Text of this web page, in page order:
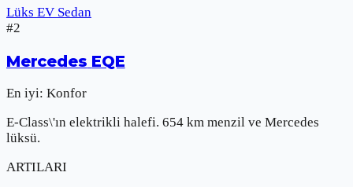
Lüks EV Sedan
#2
Mercedes EQE
En iyi: Konfor
E-Class\'ın elektrikli halefi. 654 km menzil ve Mercedes
lüksü.
ARTILARI